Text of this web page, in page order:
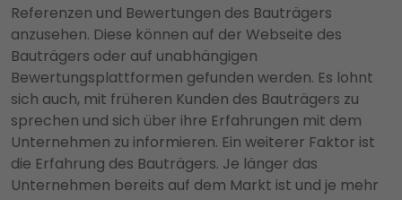
Referenzen und Bewertungen des Bauträgers
anzusehen. Diese können auf der Webseite des
Bauträgers oder auf unabhängigen
Bewertungsplattformen gefunden werden. Es lohnt
sich auch, mit früheren Kunden des Bauträgers zu
sprechen und sich über ihre Erfahrungen mit dem
Unternehmen zu informieren. Ein weiterer Faktor ist
die Erfahrung des Bauträgers. Je länger das
Unternehmen bereits auf dem Markt ist und je mehr